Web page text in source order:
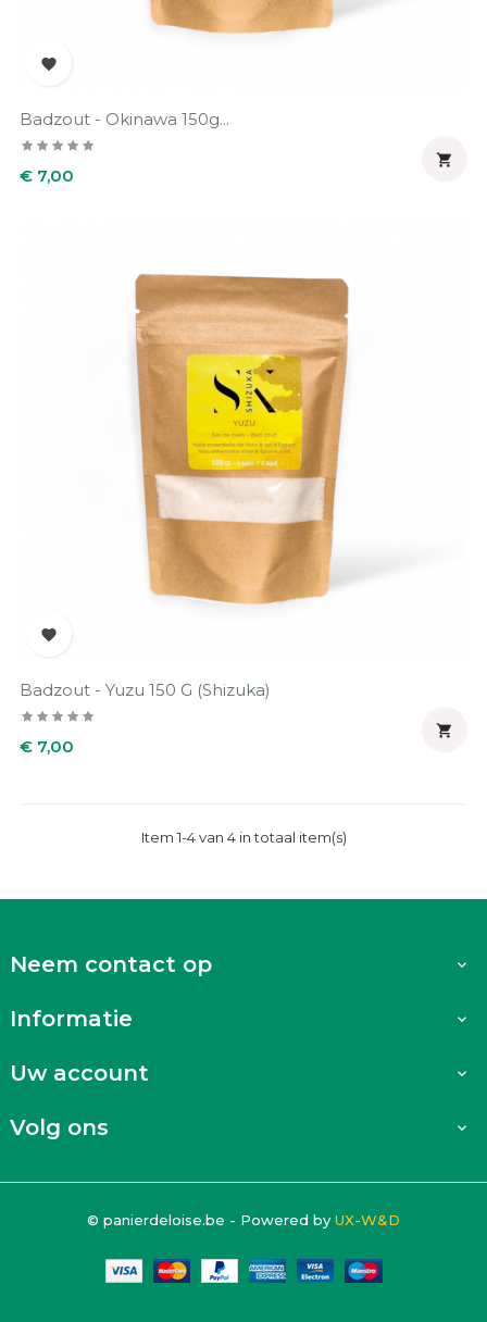

Badzout - Okinawa 150g...
Prijs
€ 7,00


Badzout - Yuzu 150 G (Shizuka)
Prijs
€ 7,00

Item 1-4 van 4 in totaal item(s)
Neem contact op 
Informatie 
Uw account 
Volg ons 
© panierdeloise.be - Powered by UX-W&D